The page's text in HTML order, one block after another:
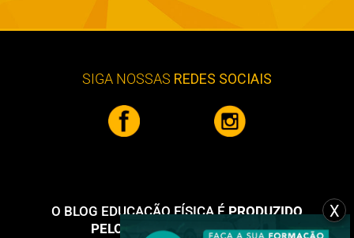
SIGA NOSSAS REDES SOCIAIS
O BLOG EDUCAÇÃO FÍSICA ÉPRODUZIDO
PELO
GRUPO VOLL PILATES
X